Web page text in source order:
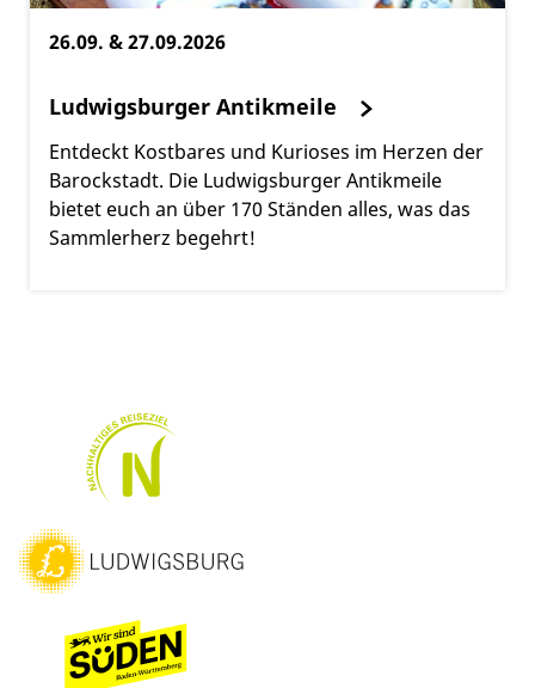
26.09. & 27.09.2026
Ludwigsburger Antikmeile
Entdeckt Kostbares und Kurioses im Herzen der
Barockstadt. Die Ludwigsburger Antikmeile
bietet euch an über 170 Ständen alles, was das
Sammlerherz begehrt!